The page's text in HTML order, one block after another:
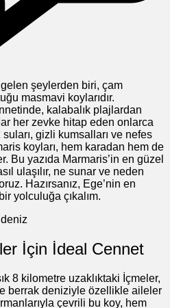
şeylerden biri, çam
masmavi koylarıdır.
kalabalık plajlardan
her zevke hitap eden onlarca
gizli kumsalları ve nefes
koyları, hem karadan hem de
Bu yazıda Marmaris’in en güzel
ulaşılır, ne sunar ve neden
Hazırsanız, Ege’nin en
yolculuğa çıkalım.
İçin İdeal Cennet
8 kilometre uzaklıktaki İçmeler,
berrak deniziyle özellikle aileler
çevrili bu koy, hem